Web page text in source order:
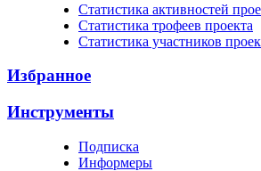
Cтатистика активностей
Cтатистика трофеев проекта
Cтатистика участников
Избранное
Инструменты
Подписка
Информеры